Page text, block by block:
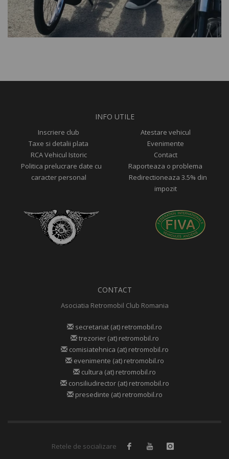
INFO UTILE
Inscriere club
Atestare vehicul
Taxe si detalii plata
Evenimente
RCA Vehicul Istoric
Contact
Politica prelucrare date cu
caracter personal
Raporteaza o problema
Redirectioneaza 3.5% din
impozit
CONTACT
Asociatia Retromobil Club Romania
secretariat (at) retromobil.ro
trezorier (at) retromobil.ro
comisiatehnica (at) retromobil.ro
evenimente (at) retromobil.ro
cultura (at) retromobil.ro
consiliudirector (at) retromobil.ro
presedinte (at) retromobil.ro
Retele de socializare